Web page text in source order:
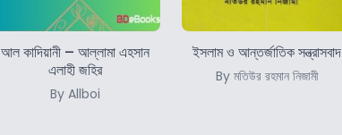
আল কাদিয়ানী – আল্লামা এহসান
এলাহী জহির
By Allboi
ইসলাম ও আন্তর্জাতিক সন্ত্রাসবাদ
By মতিউর রহমান নিজামী